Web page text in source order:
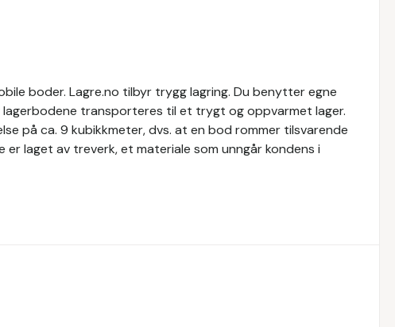
boder. Lagre.no tilbyr trygg lagring. Du benytter egne
transporteres til et trygt og oppvarmet lager.
på ca. 9 kubikkmeter, dvs. at en bod rommer tilsvarende
er laget av treverk, et materiale som unngår kondens i